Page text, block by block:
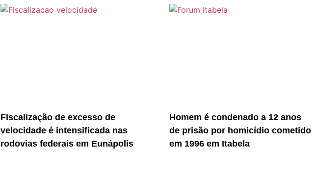
Fiscalização de excesso de
velocidade é intensificada nas
rodovias federais em Eunápolis
Homem é condenado a 12 anos
de prisão por homicídio cometido
em 1996 em Itabela